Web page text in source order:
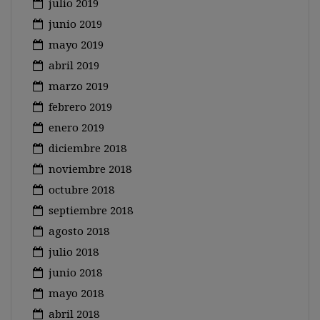
julio 2019
junio 2019
mayo 2019
abril 2019
marzo 2019
febrero 2019
enero 2019
diciembre 2018
noviembre 2018
octubre 2018
septiembre 2018
agosto 2018
julio 2018
junio 2018
mayo 2018
abril 2018